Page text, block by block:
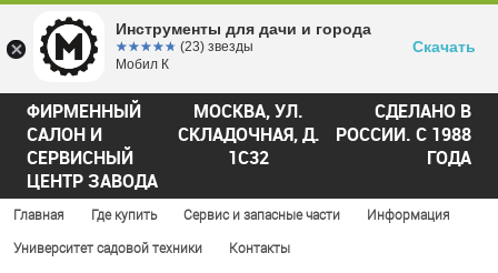
ФИРМЕННЫЙ
САЛОН И
СЕРВИСНЫЙ
ЦЕНТР ЗАВОДА
МОСКВА, УЛ.
СКЛАДОЧНАЯ, Д.
1С32
СДЕЛАНО В
РОССИИ. С 1988
ГОДА
Главная Где купить Сервис и запасные части Информация
Университет садовой техники Контакты
Инструменты для дачи и города
☆☆☆☆☆
★★★★★ (23) звезды
Мобил К
Скачать